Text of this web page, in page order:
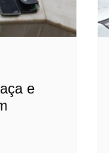
e